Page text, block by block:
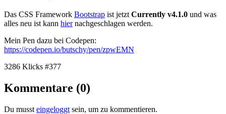
Das CSS Framework Bootstrap ist jetzt Currently v4.1.0 und was
alles neu ist kann hiernachgeschlagen werden.
Mein Pen dazu bei Codepen:
https://codepen.io/butschy/pen/zpwEMN
3286 Klicks #377
Kommentare (0)
Du musst eingeloggt sein, um zu kommentieren.